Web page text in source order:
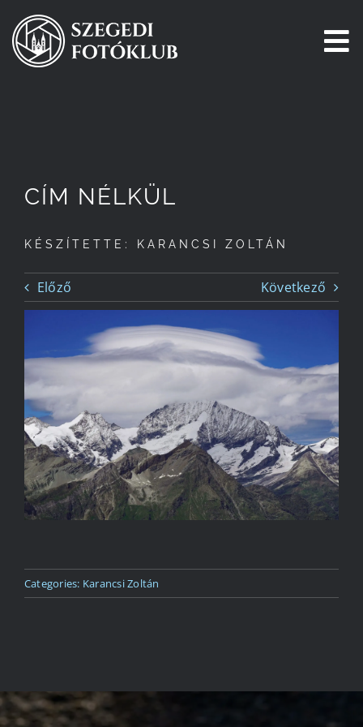
Kihagyás
Pályázatok
Tagjaink
Csatlakozz!
Történetünk
Kapcsolat
CÍM NÉLKÜL
KÉSZÍTETTE: KARANCSI ZOLTÁN
Előző Következő
Categories: Karancsi Zoltán